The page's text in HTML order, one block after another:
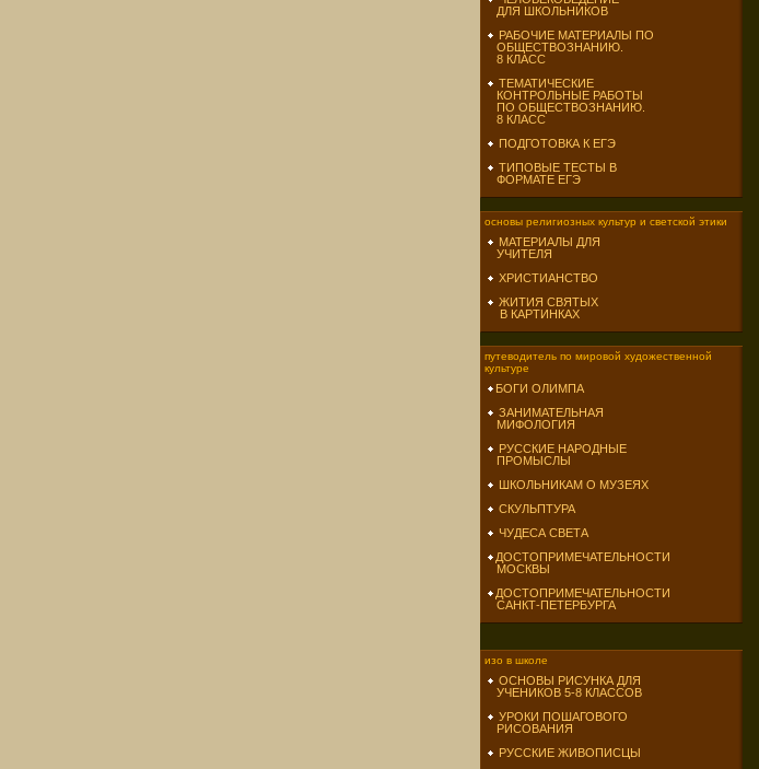
ДЛЯ ШКОЛЬНИКОВ
РАБОЧИЕ МАТЕРИАЛЫ ПО
ОБЩЕСТВОЗНАНИЮ.
8 КЛАСС
ТЕМАТИЧЕСКИЕ
КОНТРОЛЬНЫЕ РАБОТЫ
ПО ОБЩЕСТВОЗНАНИЮ.
8 КЛАСС
ПОДГОТОВКА К ЕГЭ
ТИПОВЫЕ ТЕСТЫ В
ФОРМАТЕ ЕГЭ
основы религиозных культур и светской этики
МАТЕРИАЛЫ ДЛЯ
УЧИТЕЛЯ
ХРИСТИАНСТВО
ЖИТИЯ СВЯТЫХ
В КАРТИНКАХ
путеводитель по мировой художественной
культуре
БОГИ ОЛИМПА
ЗАНИМАТЕЛЬНАЯ
МИФОЛОГИЯ
РУССКИЕ НАРОДНЫЕ
ПРОМЫСЛЫ
ШКОЛЬНИКАМ О МУЗЕЯХ
СКУЛЬПТУРА
ЧУДЕСА СВЕТА
ДОСТОПРИМЕЧАТЕЛЬНОСТИ
МОСКВЫ
ДОСТОПРИМЕЧАТЕЛЬНОСТИ
САНКТ-ПЕТЕРБУРГА
изо в школе
ОСНОВЫ РИСУНКА ДЛЯ
УЧЕНИКОВ 5-8 КЛАССОВ
УРОКИ ПОШАГОВОГО
РИСОВАНИЯ
РУССКИЕ ЖИВОПИСЦЫ